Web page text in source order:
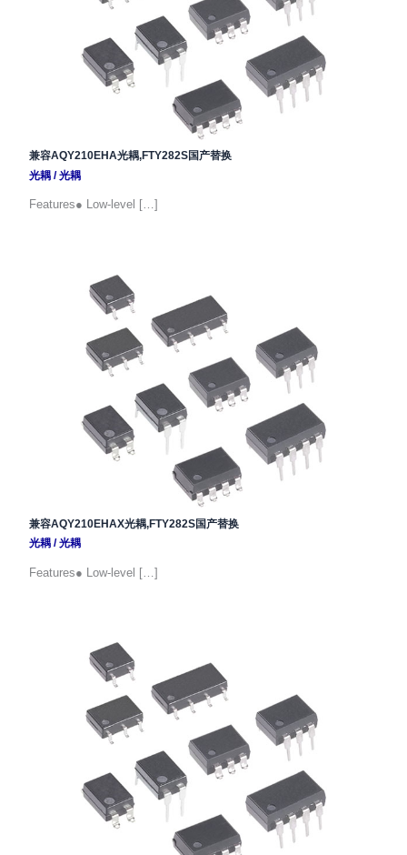
兼容AQY210EHA光耦,FTY282S国产替换
光耦/光耦
Features● Low-level […]
兼容AQY210EHAX光耦,FTY282S国产替换
光耦/光耦
Features● Low-level […]